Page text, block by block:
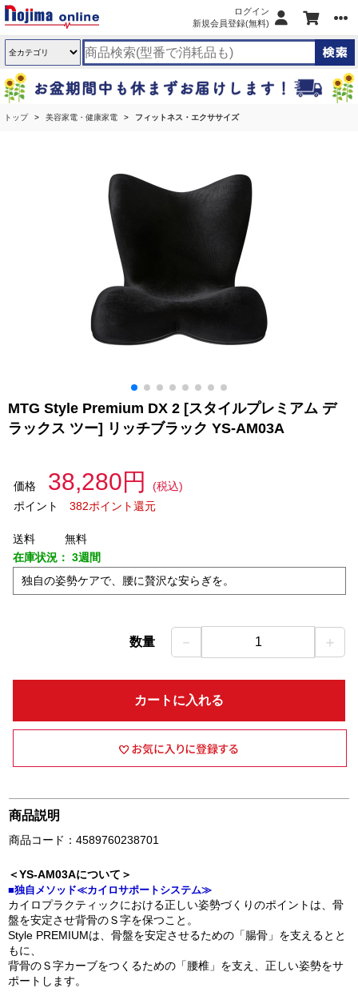
ログイン
新規会員登録(無料)
トップ 美容家電・健康家電 フィットネス・エクササイズ
MTG Style Premium DX 2 [スタイルプレミアム デ
ラックス ツー] リッチブラック YS-AM03A
価格 38,280円
(税込)
ポイント
382ポイント還元
送料
無料
在庫状況： 3週間
独自の姿勢ケアで、腰に贅沢な安らぎを。
数量 － 1 ＋
カートに入れる
商品説明
商品コード：4589760238701
＜YS-AM03Aについて＞
■独自メソッド≪カイロサポートシステム≫
カイロプラクティックにおける正しい姿勢づくりのポイントは、骨
盤を安定させ背骨のＳ字を保つこと。
Style PREMIUMは、骨盤を安定させるための「腸骨」を支えるとと
もに、
背骨のＳ字カーブをつくるための「腰椎」を支え、正しい姿勢をサ
ポートします。